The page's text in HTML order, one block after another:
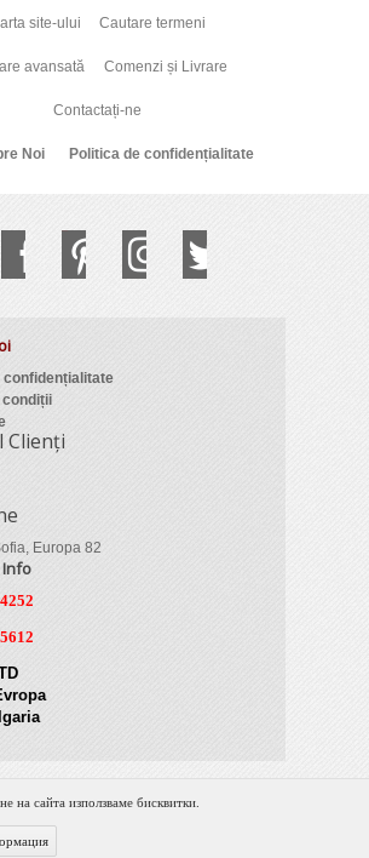
site-ului Cautare termeni
avansată Comenzi și Livrare
Contactați-ne
Noi Politica de confidențialitate
confidențialitate
condiții
Clienți
Europa 82
Zimber Tools. All Rights Reserved.
на сайта използваме бисквитки.
Powered by DigiNET